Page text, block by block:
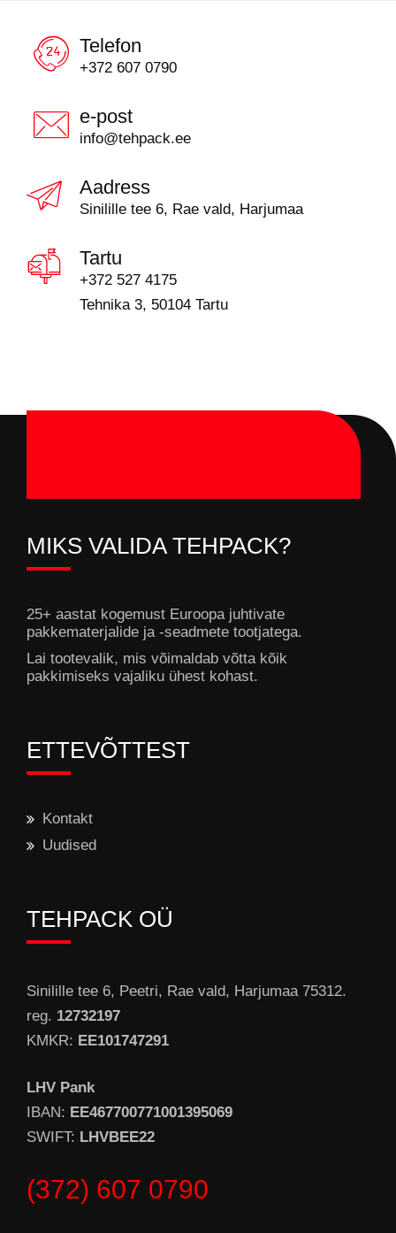
Telefon
+372 607 0790
e-post
info@tehpack.ee
Aadress
Sinilille tee 6, Rae vald, Harjumaa
Tartu
+372 527 4175
Tehnika 3, 50104 Tartu
MIKS VALIDA TEHPACK?
25+ aastat kogemust Euroopa juhtivate
pakkematerjalide ja -seadmete tootjatega.
Lai tootevalik, mis võimaldab võtta kõik
pakkimiseks vajaliku ühest kohast.
ETTEVÕTTEST
Kontakt
Uudised
TEHPACK OÜ
Sinilille tee 6, Peetri, Rae vald, Harjumaa 75312.
reg. 12732197
KMKR: EE101747291
LHV Pank
IBAN: EE467700771001395069
SWIFT: LHVBEE22
(372) 607 0790